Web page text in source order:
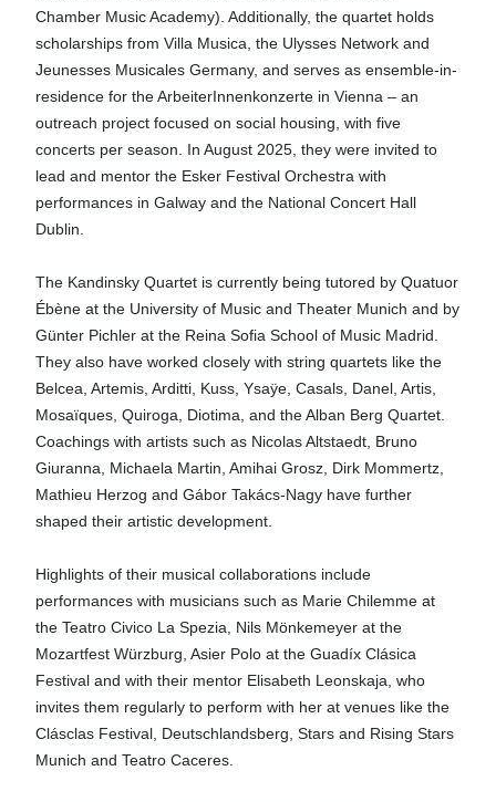
Chamber Music Academy). Additionally, the quartet holds
scholarships from Villa Musica, the Ulysses Network and
Jeunesses Musicales Germany, and serves as ensemble-in-
residence for the ArbeiterInnenkonzerte in Vienna – an
outreach project focused on social housing, with five
concerts per season. In August 2025, they were invited to
lead and mentor the Esker Festival Orchestra with
performances in Galway and the National Concert Hall
Dublin.
The Kandinsky Quartet is currently being tutored by Quatuor
Ébène at the University of Music and Theater Munich and by
Günter Pichler at the Reina Sofia School of Music Madrid.
They also have worked closely with string quartets like the
Belcea, Artemis, Arditti, Kuss, Ysaÿe, Casals, Danel, Artis,
Mosaïques, Quiroga, Diotima, and the Alban Berg Quartet.
Coachings with artists such as Nicolas Altstaedt, Bruno
Giuranna, Michaela Martin, Amihai Grosz, Dirk Mommertz,
Mathieu Herzog and Gábor Takács-Nagy have further
shaped their artistic development.
Highlights of their musical collaborations include
performances with musicians such as Marie Chilemme at
the Teatro Civico La Spezia, Nils Mönkemeyer at the
Mozartfest Würzburg, Asier Polo at the Guadíx Clásica
Festival and with their mentor Elisabeth Leonskaja, who
invites them regularly to perform with her at venues like the
Clásclas Festival, Deutschlandsberg, Stars and Rising Stars
Munich and Teatro Caceres.